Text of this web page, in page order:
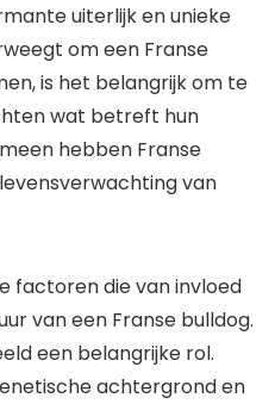
uiterlijk en unieke
om een Franse
is het belangrijk om te
wat betreft hun
hebben Franse
van
factoren die van invloed
van een Franse bulldog.
een belangrijke rol.
achtergrond en